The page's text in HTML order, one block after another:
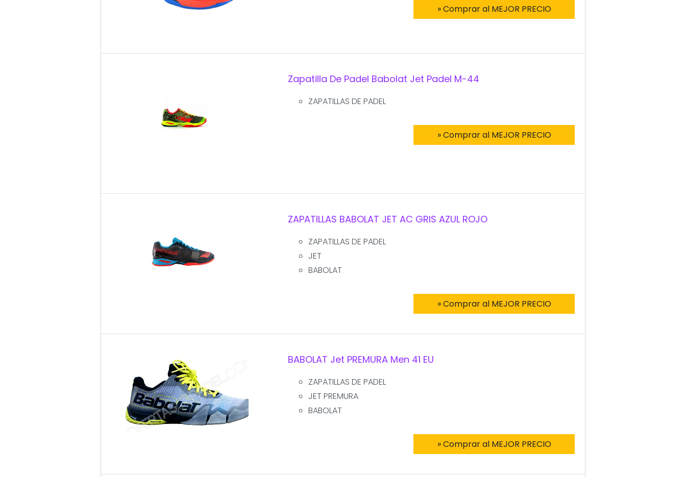
» Comprar al MEJOR PRECIO
Zapatilla De Padel Babolat Jet Padel M-44
ZAPATILLAS DE PADEL
» Comprar al MEJOR PRECIO
ZAPATILLAS BABOLAT JET AC GRIS AZUL ROJO
ZAPATILLAS DE PADEL
JET
BABOLAT
» Comprar al MEJOR PRECIO
BABOLAT Jet PREMURA Men 41 EU
ZAPATILLAS DE PADEL
JET PREMURA
BABOLAT
» Comprar al MEJOR PRECIO